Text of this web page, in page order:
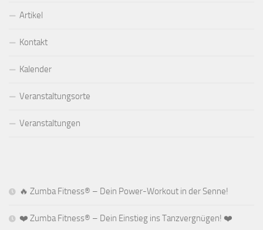
Artikel
Kontakt
Kalender
Veranstaltungsorte
Veranstaltungen
🔥 Zumba Fitness® – Dein Power-Workout in der Senne!
❤️ Zumba Fitness® – Dein Einstieg ins Tanzvergnügen! ❤️